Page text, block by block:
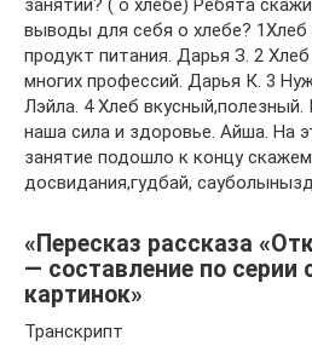
занятии? ( о хлебе) Ребята
выводы для себя о хлебе? 1Хлеб
продукт питания. Дарья З. 2
многих профессий. Дарья К. 3
Лэйла. 4 Хлеб
наша сила и здоровье. Айша. На
занятие подошло к концу
досвидания,гудбай,
«Пересказ рассказа
— составление по
картинок»
Транскрипт